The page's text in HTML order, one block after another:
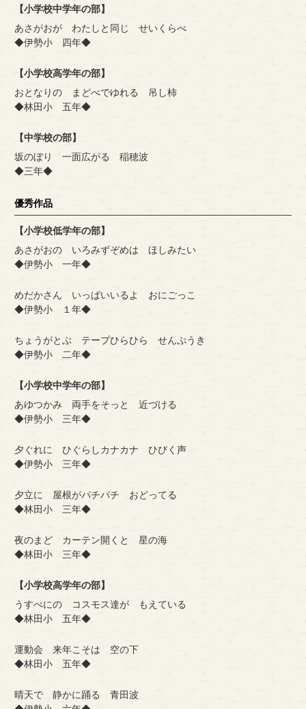
【小学校中学年の部】
あさがおが わたしと同じ せいくらべ
◆伊勢小 四年◆
【小学校高学年の部】
おとなりの まどべでゆれる 吊し柿
◆林田小 五年◆
【中学校の部】
坂のぼり 一面広がる 稲穂波
◆三年◆
優秀作品
【小学校低学年の部】
あさがおの いろみずぞめは ほしみたい
◆伊勢小 一年◆
めだかさん いっぱいいるよ おにごっこ
◆伊勢小 １年◆
ちょうがとぶ テープひらひら せんぷうき
◆伊勢小 二年◆
【小学校中学年の部】
あゆつかみ 両手をそっと 近づける
◆伊勢小 三年◆
夕ぐれに ひぐらしカナカナ ひびく声
◆伊勢小 三年◆
夕立に 屋根がパチパチ おどってる
◆林田小 三年◆
夜のまど カーテン開くと 星の海
◆林田小 三年◆
【小学校高学年の部】
うすべにの コスモス達が もえている
◆林田小 五年◆
運動会 来年こそは 空の下
◆林田小 五年◆
晴天で 静かに踊る 青田波